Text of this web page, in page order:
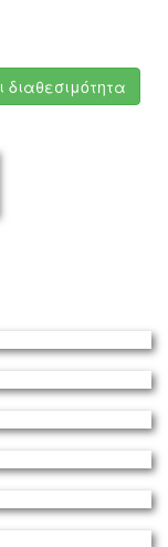
διαθεσιμότητα